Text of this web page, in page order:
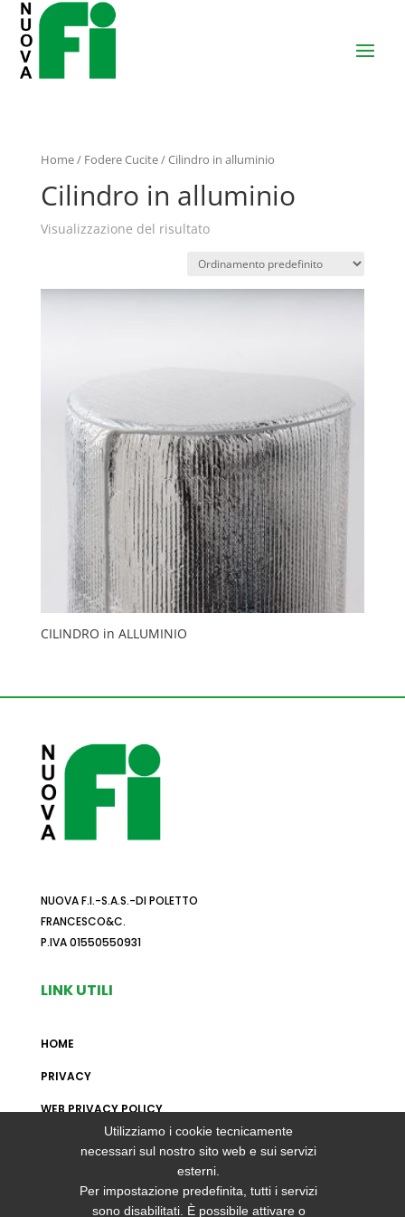
Home/ Fodere Cucite/ Cilindro in alluminio
Cilindro in alluminio
Visualizzazione del risultato
CILINDRO in ALLUMINIO
NUOVA F.I.-S.A.S.-DI POLETTO
FRANCESCO&C.
P.IVA 01550550931
LINK UTILI
HOME
PRIVACY
WEB PRIVACY POLICY
CONTATTI
Utilizziamo i cookie tecnicamente
necessari sul nostro sito web e sui servizi
esterni.
Per impostazione predefinita, tutti i servizi
sono disabilitati. È possibile attivare o